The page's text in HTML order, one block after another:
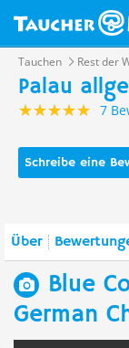
Tauchen Rest der
Palau
7
Schreibe eine
Über
Blue
German